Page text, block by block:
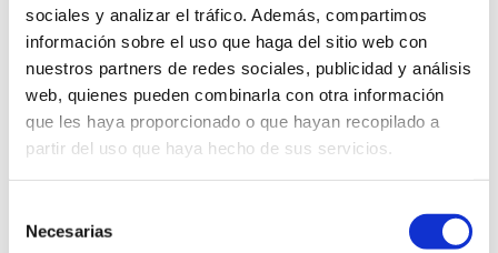
sociales y analizar el tráfico. Además, compartimos
información sobre el uso que haga del sitio web con
nuestros partners de redes sociales, publicidad y análisis
web, quienes pueden combinarla con otra información
que les haya proporcionado o que hayan recopilado a
partir del uso que haya hecho de sus servicios.
Necesarias
Site de la muraille du
fort musulman de
Daniya
Salle d'exposition.
Rues et quartiers